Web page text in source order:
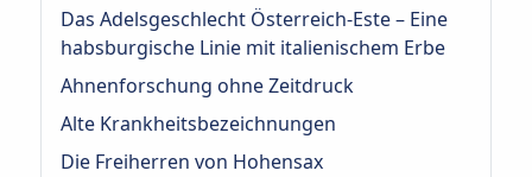
Das Adelsgeschlecht Österreich‑Este – Eine
habsburgische Linie mit italienischem Erbe
Ahnenforschung ohne Zeitdruck
Alte Krankheitsbezeichnungen
Die Freiherren von Hohensax